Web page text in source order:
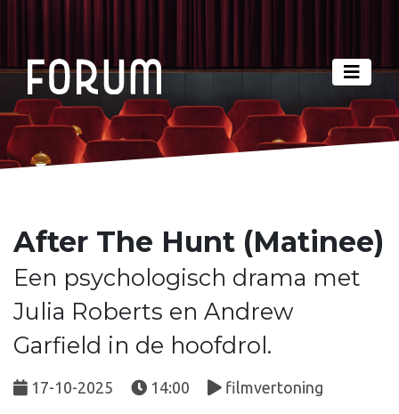
After The Hunt (Matinee)
Een psychologisch drama met
Julia Roberts en Andrew
Garfield in de hoofdrol.
17-10-2025 14:00 filmvertoning